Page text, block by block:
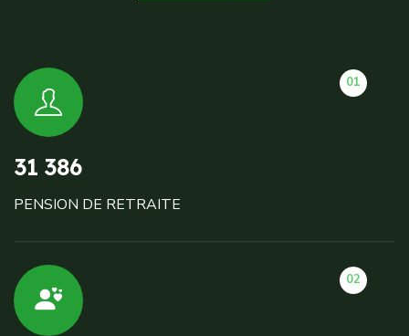
01
31 386
PENSION DE RETRAITE
02